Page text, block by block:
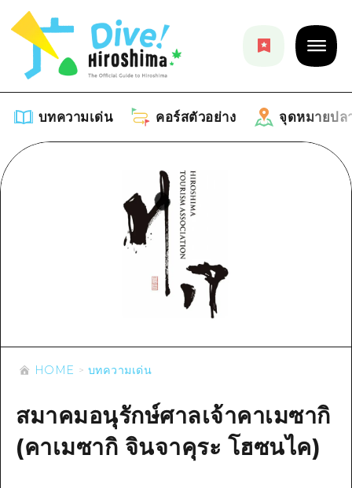
บทความเด่น คอร์สตัวอย่าง จุดหมายปล
บทความเด่น
รายการ
คำแนะนำ
งานอีเว้นท์ / เทศกาล
อาหารรสเลิศ / สุรา
การปั่นจักรยาน
ช้อปปิ้ง
กีฬา
คอร์สตัวอย่าง
คู่มือ Dive! Hiroshima
บิงโก
บิโฮค
จุดหมายปลายทาง
อากิ
บิงโก
บิโฮคุ
ข้อมูลตามฤดูกาล
ข้อมูลที่เป็นประโยชน์
รายการ
HOME
HOME บทความเด่น
สมาคมอนุรักษ์ศาลเจ้าคาเมซากิ
(คาเมซากิ จินจาคุระ โฮซนไค)